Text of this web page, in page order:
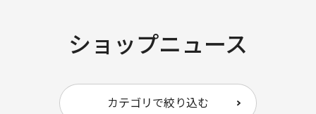
ショップニュース
カテゴリで絞り込む